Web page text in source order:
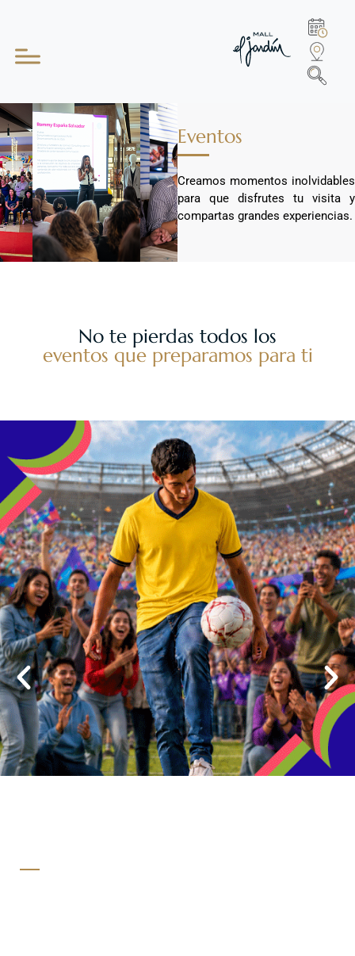
Eventos
Creamos momentos inolvidables
para que disfrutes tu visita y
compartas grandes experiencias.
No te pierdas todos los
eventos que preparamos para ti